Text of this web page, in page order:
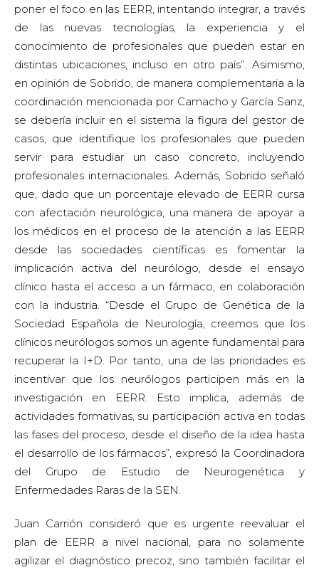
que, dado que un porcentaje elevado de EERR cursa
con afectación neurológica, una manera de apoyar a
los médicos en el proceso de la atención a las EERR
desde las sociedades científicas es fomentar la
implicación activa del neurólogo, desde el ensayo
clínico hasta el acceso a un fármaco, en colaboración
con la industria. “Desde el Grupo de Genética de la
Sociedad Española de Neurología, creemos que los
clínicos neurólogos somos un agente fundamental para
recuperar la I+D. Por tanto, una de las prioridades es
incentivar que los neurólogos participen más en la
investigación en EERR. Esto implica, además de
actividades formativas, su participación activa en todas
las fases del proceso, desde el diseño de la idea hasta
el desarrollo de los fármacos”, expresó la Coordinadora
del Grupo de Estudio de Neurogenética y
Enfermedades Raras de la SEN.
Juan Carrión consideró que es urgente reevaluar el
plan de EERR a nivel nacional, para no solamente
agilizar el diagnóstico precoz, sino también facilitar el
acceso a medicamentos huérfanos aprobados en la
Unión Europea que aún no están financiados en
España. Además, el director de FEDER cree que es
imprescindible incorporar servicios no farmacológicos a
la cartera de prestaciones, tales como atención
psicológica y rehabilitación. Como ejemplo de la
a día de hoy tenemos una ratio de 6 profesionales de
psicología por cada 100.000 habitantes, cuando la
media europea es de más de 18. Según Carrión, “con la